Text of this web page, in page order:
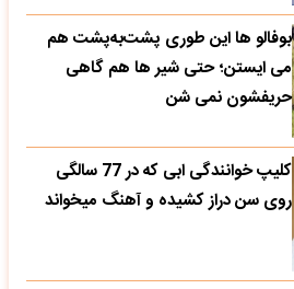
بوفالو ها این‌ طوری پشت‌به‌پشت هم
می‌ ایستن؛ حتی شیر ها هم گاهی
حریفشون نمی‌ شن
کلیپ خوانندگی ابی که در 77 سالگی
روی سن دراز کشیده و آهنگ میخواند